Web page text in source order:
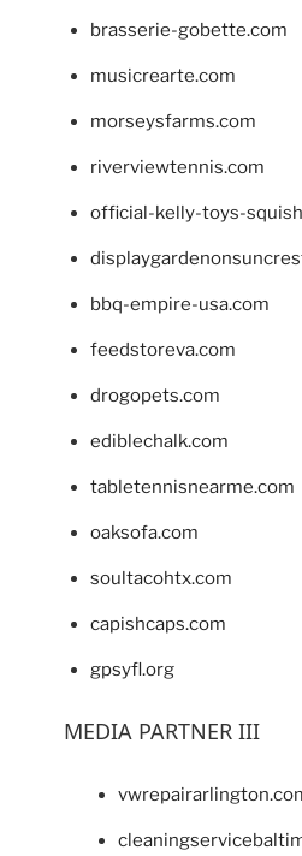
brasserie-gobette.com
musicrearte.com
morseysfarms.com
riverviewtennis.com
official-kelly-toys-
bbq-empire-usa.com
feedstoreva.com
drogopets.com
ediblechalk.com
tabletennisnearme.com
oaksofa.com
soultacohtx.com
capishcaps.com
gpsyfl.org
MEDIA PARTNER III